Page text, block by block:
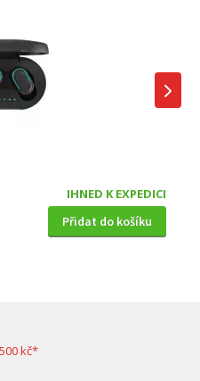
IHNED K EXPEDICI
Přidat do košíku
kč*